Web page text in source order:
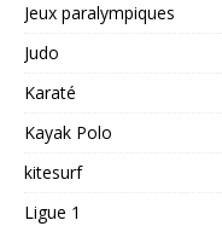
Jeux paralympiques
Judo
Karaté
Kayak Polo
kitesurf
Ligue 1